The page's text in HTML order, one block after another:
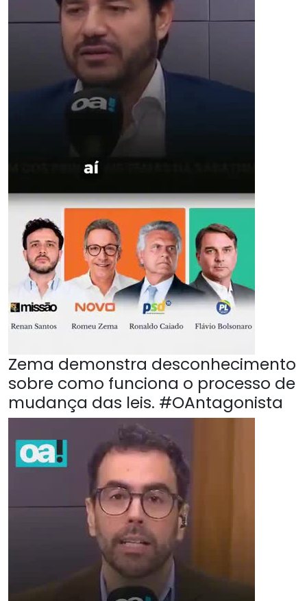
Zema demonstra desconhecimento
sobre como funciona o processo de
mudança das leis. #OAntagonista